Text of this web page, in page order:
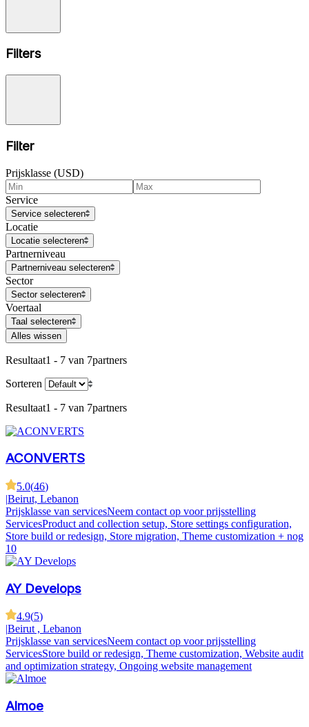
Filters
Filter
Prijsklasse (USD)
Service
Service selecteren
Locatie
Locatie selecteren
Partnerniveau
Partnerniveau selecteren
Sector
Sector selecteren
Voertaal
Taal selecteren
Alles wissen
Resultaat1 - 7 van 7partners
Sorteren
Resultaat1 - 7 van 7partners
ACONVERTS
5.0(46)
|Beirut, Lebanon
Prijsklasse van servicesNeem contact op voor prijsstelling
ServicesProduct and collection setup, Store settings configuration,
Store build or redesign, Store migration, Theme customization + nog
10
AY Develops
4.9(5)
Beirut , Lebanon
Prijsklasse van servicesNeem contact op voor prijsstelling
ServicesStore build or redesign, Theme customization, Website audit
and optimization strategy, Ongoing website management
Almoe